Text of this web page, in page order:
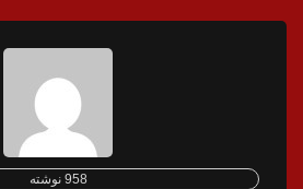
958 نوشته